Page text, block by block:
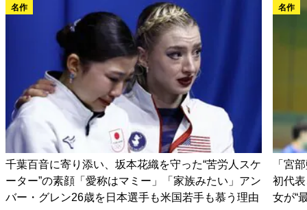
名作
千葉百音に寄り添い、坂本花織を守った“苦労人スケ
ーター”の素顔「愛称はマミー」「家族みたい」アン
バー・グレン26歳を日本選手も米国若手も慕う理由
名作
「宮
初代
女が“